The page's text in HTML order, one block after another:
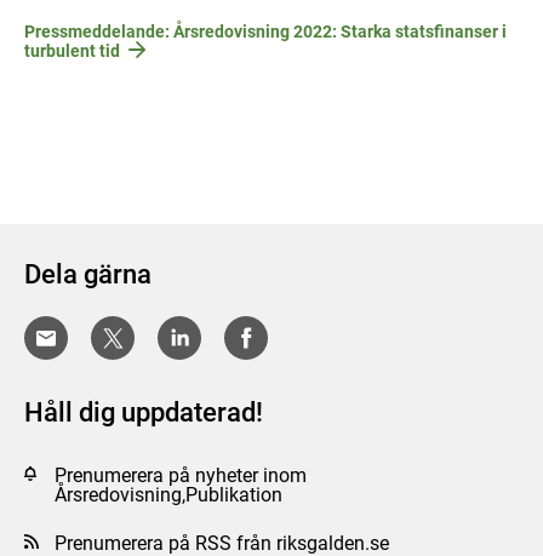
Pressmeddelande: Årsredovisning 2022: Starka statsfinanser i
turbulent tid
Dela gärna
Håll dig uppdaterad!
Prenumerera på nyheter inom
Årsredovisning,Publikation
Prenumerera på RSS från riksgalden.se